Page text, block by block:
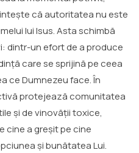
că autoritatea nu este
lui Isus. Asta schimbă
dintr-un efort de a produce
care se sprijină pe ceea
ce Dumnezeu face. În
protejează comunitatea
și de vinovății toxice,
cine a greșit pe cine
și bunătatea Lui.